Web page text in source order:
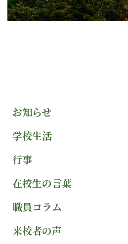
お知らせ
学校生活
行事
在校生の言葉
職員コラム
来校者の声